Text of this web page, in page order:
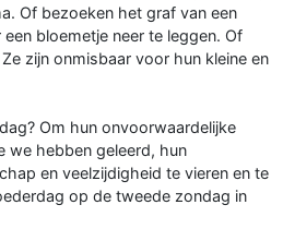
Of bezoeken het graf van een
bloemetje neer te leggen. Of
zijn onmisbaar voor hun kleine en
Om hun onvoorwaardelijke
we hebben geleerd, hun
en veelzijdigheid te vieren en te
op de tweede zondag in